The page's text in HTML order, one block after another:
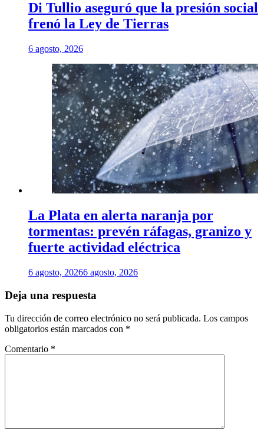
Di Tullio aseguró que la presión social
frenó la Ley de Tierras
6 agosto, 2026
La Plata en alerta naranja por
tormentas: prevén ráfagas, granizo y
fuerte actividad eléctrica
6 agosto, 20266 agosto, 2026
Deja una respuesta
Tu dirección de correo electrónico no será publicada. Los campos
obligatorios están marcados con *
Comentario *